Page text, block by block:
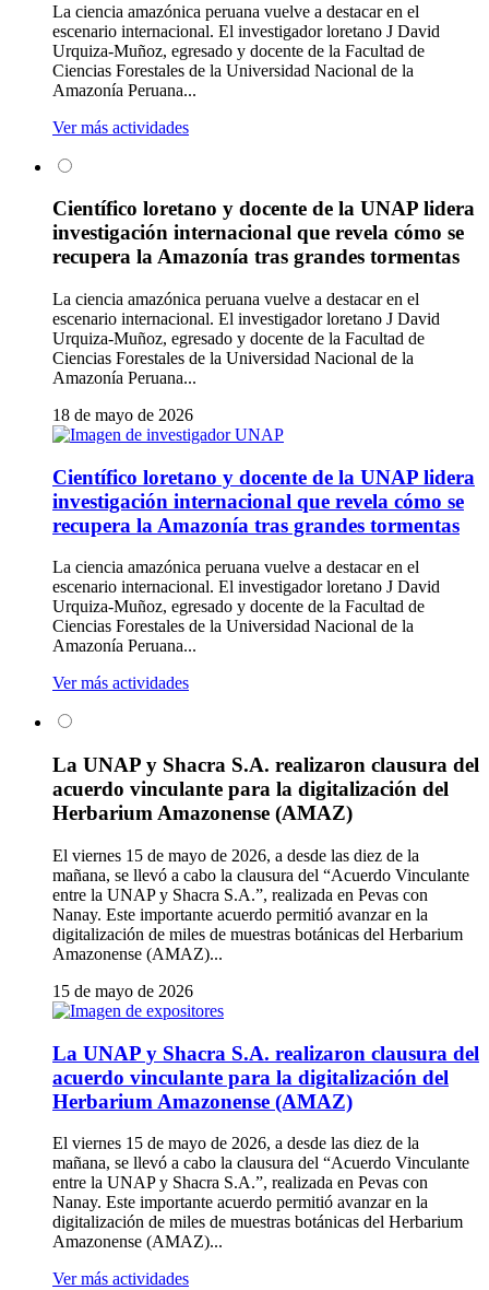
La ciencia amazónica peruana vuelve a destacar en el
escenario internacional. El investigador loretano J David
Urquiza-Muñoz, egresado y docente de la Facultad de
Ciencias Forestales de la Universidad Nacional de la
Amazonía Peruana...
Ver más actividades
Científico loretano y docente de la UNAP lidera
investigación internacional que revela cómo se
recupera la Amazonía tras grandes tormentas
La ciencia amazónica peruana vuelve a destacar en el
escenario internacional. El investigador loretano J David
Urquiza-Muñoz, egresado y docente de la Facultad de
Ciencias Forestales de la Universidad Nacional de la
Amazonía Peruana...
18 de mayo de 2026
Científico loretano y docente de la UNAP lidera
investigación internacional que revela cómo se
recupera la Amazonía tras grandes tormentas
La ciencia amazónica peruana vuelve a destacar en el
escenario internacional. El investigador loretano J David
Urquiza-Muñoz, egresado y docente de la Facultad de
Ciencias Forestales de la Universidad Nacional de la
Amazonía Peruana...
Ver más actividades
La UNAP y Shacra S.A. realizaron clausura del
acuerdo vinculante para la digitalización del
Herbarium Amazonense (AMAZ)
El viernes 15 de mayo de 2026, a desde las diez de la
mañana, se llevó a cabo la clausura del “Acuerdo Vinculante
entre la UNAP y Shacra S.A.”, realizada en Pevas con
Nanay. Este importante acuerdo permitió avanzar en la
digitalización de miles de muestras botánicas del Herbarium
Amazonense (AMAZ)...
15 de mayo de 2026
La UNAP y Shacra S.A. realizaron clausura del
acuerdo vinculante para la digitalización del
Herbarium Amazonense (AMAZ)
El viernes 15 de mayo de 2026, a desde las diez de la
mañana, se llevó a cabo la clausura del “Acuerdo Vinculante
entre la UNAP y Shacra S.A.”, realizada en Pevas con
Nanay. Este importante acuerdo permitió avanzar en la
digitalización de miles de muestras botánicas del Herbarium
Amazonense (AMAZ)...
Ver más actividades